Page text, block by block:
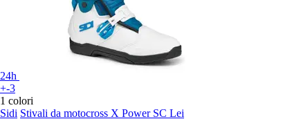
24h
+-3
1 colori
Sidi Stivali da motocross X Power SC Lei